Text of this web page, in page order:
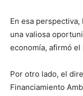
En esa perspectiva,
una valiosa
economía, afirmó
Por otro lado, el
Financiamiento